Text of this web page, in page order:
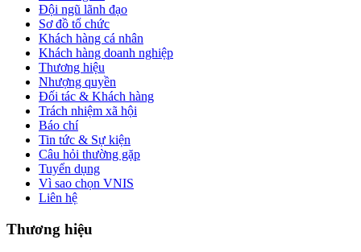
Đội ngũ lãnh đạo
Sơ đồ tổ chức
Khách hàng cá nhân
Khách hàng doanh nghiệp
Thương hiệu
Nhượng quyền
Đối tác & Khách hàng
Trách nhiệm xã hội
Báo chí
Tin tức & Sự kiện
Câu hỏi thường gặp
Tuyển dụng
Vì sao chọn VNIS
Liên hệ
Thương hiệu